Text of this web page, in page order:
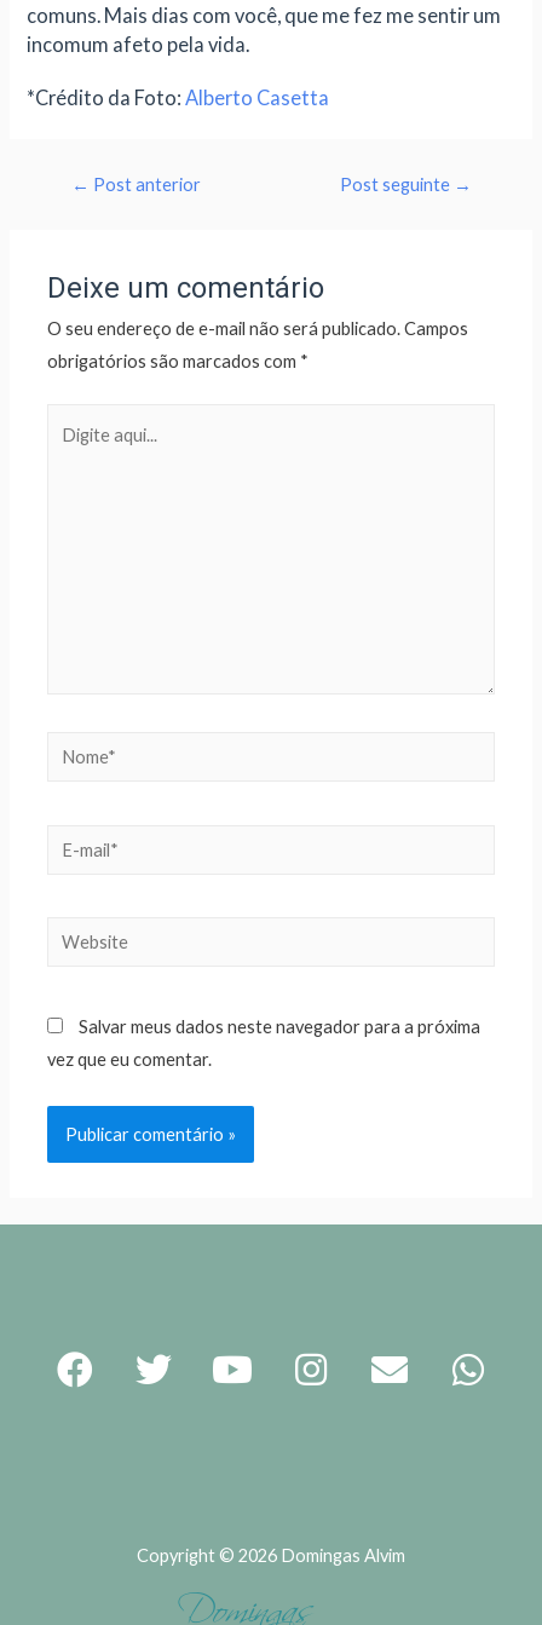
comuns. Mais dias com você, que me fez me sentir um
incomum afeto pela vida.
*Crédito da Foto:Alberto Casetta
← Post anterior Post seguinte →
Deixe um comentário
O seu endereço de e-mail não será publicado.Campos
obrigatórios são marcados com *
Salvar meus dados neste navegador para a próxima
vez que eu comentar.
Copyright © 2026 Domingas Alvim